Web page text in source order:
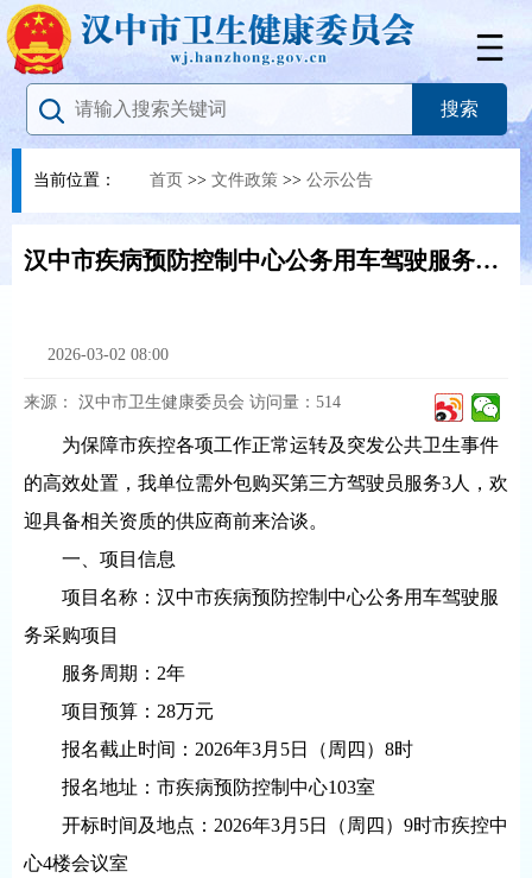
当前位置： 首页 >> 文件政策 >> 公示公告
汉中市疾病预防控制中心公务用车驾驶服务采购项目询价公告
2026-03-02 08:00
来源： 汉中市卫生健康委员会 访问量： 514
为保障市疾控各项工作正常运转及突发公共卫生事件
的高效处置，我单位需外包购买第三方驾驶员服务3人，欢
迎具备相关资质的供应商前来洽谈。
一、项目信息
项目名称：汉中市疾病预防控制中心公务用车驾驶服
务采购项目
服务周期：2年
项目预算：28万元
报名截止时间：2026年3月5日（周四）8时
报名地址：市疾病预防控制中心103室
开标时间及地点：2026年3月5日（周四）9时市疾控中
心4楼会议室